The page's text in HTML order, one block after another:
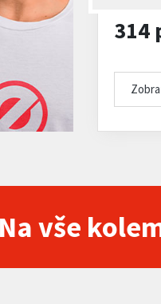
314
Na vše